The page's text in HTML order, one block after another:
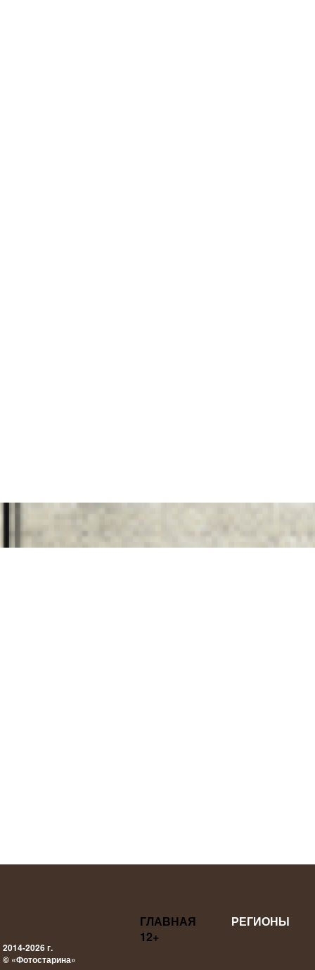
2014-2026 г.
© «Фотостарина»
ГЛАВНАЯ
РЕГИОНЫ
12+